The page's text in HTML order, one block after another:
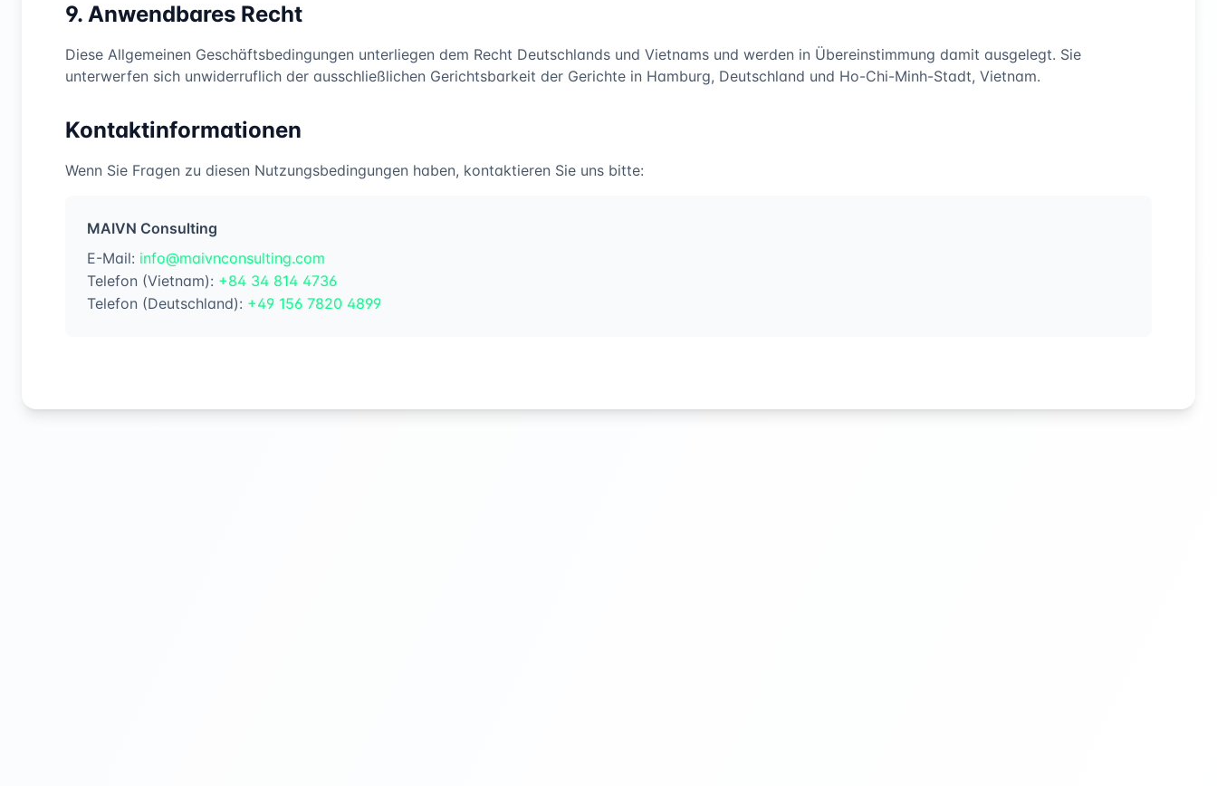
9. Anwendbares Recht
Diese Allgemeinen Geschäftsbedingungen unterliegen dem Recht Deutschlands und Vietnams und werden in Übereinstimmung damit ausgelegt. Sie
unterwerfen sich unwiderruflich der ausschließlichen Gerichtsbarkeit der Gerichte in Hamburg, Deutschland und Ho-Chi-Minh-Stadt, Vietnam.
Kontaktinformationen
Wenn Sie Fragen zu diesen Nutzungsbedingungen haben, kontaktieren Sie uns bitte:
MAIVN Consulting
E-Mail: info@maivnconsulting.com
Telefon (Vietnam): +84 34 814 4736
Telefon (Deutschland): +49 156 7820 4899